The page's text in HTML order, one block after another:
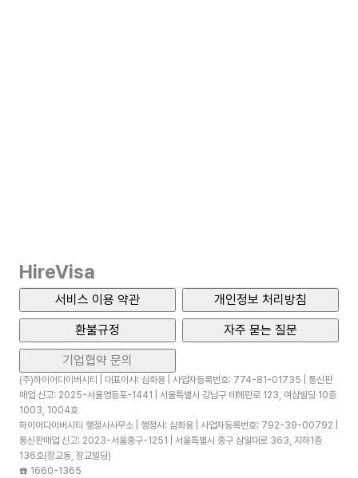
HireVisa
서비스 이용 약관
개인정보 처리방침
환불규정
자주 묻는 질문
기업협약 문의
(주)하이어다이버시티 | 대표이사: 심화용 | 사업자등록번호: 774-81-01735 | 통신판
매업 신고: 2025-서울영등포-1441 | 서울특별시 강남구 테헤란로 123, 여삼빌딩 10층
1003, 1004호
하이어다이버시티 행정사사무소 | 행정사: 심화용 | 사업자등록번호: 792-39-00792 |
통신판매업 신고: 2023-서울중구-1251 | 서울특별시 중구 삼일대로 363, 지하1층
136호(장교동, 장교빌딩)
☎️ 1660-1365